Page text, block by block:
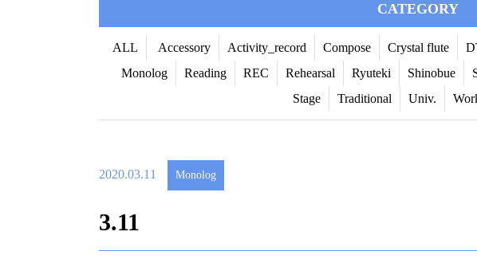
CATEGORY
ALL Accessory Activity_record Compose Crystal flute
Monolog
Reading REC Rehearsal Ryuteki Shinobue
Stage
Traditional Univ.
2020.03.11 Monolog
3.11